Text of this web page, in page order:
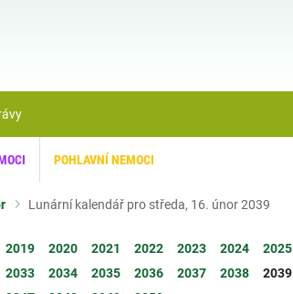
POHLAVNÍ NEMOCI
Lunární kalendář pro středa, 16. únor 2039
2019 2020 2021 2022 2023 2024
2025
2033 2034 2035 2036 2037 2038
2039